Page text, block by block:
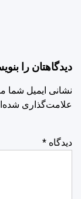
دیدگاهتان را
نشانی ایمیل شما
علامت‌گذاری
دیدگاه *